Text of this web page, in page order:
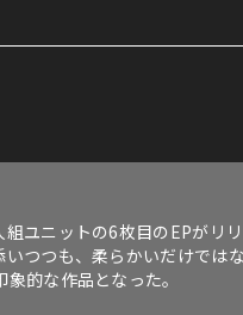
ユニットの6枚目のEPがリ
つつも、柔らかいだけでは
的な作品となった。